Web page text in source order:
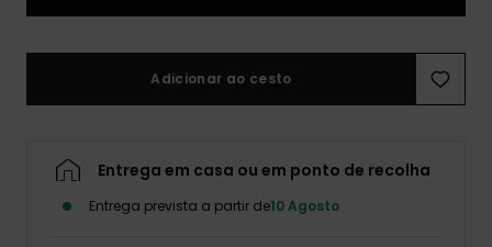
Adicionar ao cesto
Entrega em casa ou em ponto de recolha
Entrega prevista a partir de10 Agosto